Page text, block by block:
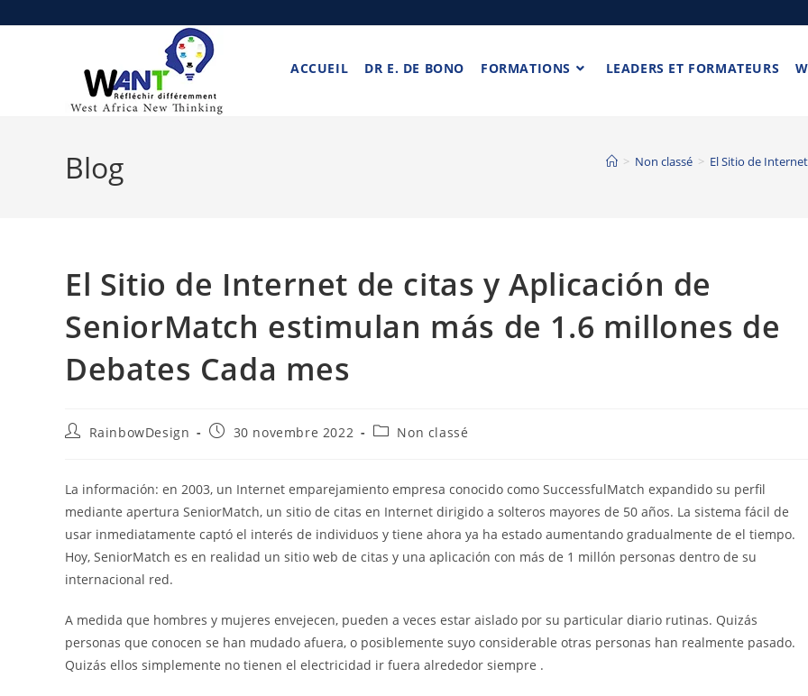
ACCUEIL DR E. DE BONO FORMATIONS LEADERS ET FORMATEURS
Blog > Non classé > El Sitio de
El Sitio de Internet de citas y Aplicación de
SeniorMatch estimulan más de 1.6 millones de
Debates Cada mes
RainbowDesign 30 novembre 2022 Non classé
La información: en 2003, un Internet emparejamiento empresa conocido como SuccessfulMatch expandido su perfil
mediante apertura SeniorMatch, un sitio de citas en Internet dirigido a solteros mayores de 50 años. La sistema fácil de
usar inmediatamente captó el interés de individuos y tiene ahora ya ha estado aumentando gradualmente de el tiempo.
Hoy, SeniorMatch es en realidad un sitio web de citas y una aplicación con más de 1 millón personas dentro de su
internacional red.
A medida que hombres y mujeres envejecen, pueden a veces estar aislado por su particular diario rutinas. Quizás
personas que conocen se han mudado afuera, o posiblemente suyo considerable otras personas han realmente pasado.
Quizás ellos simplemente no tienen el electricidad ir fuera alrededor siempre .